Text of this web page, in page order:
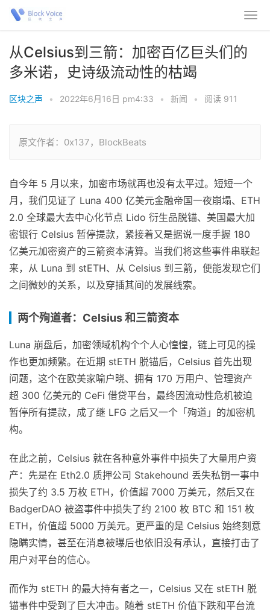
从Celsius到三箭：加密百亿巨头们的
多米诺，史诗级流动性的枯竭
区块之声 • 2022年6月16日 pm4:33 • 新闻 • 阅读 911
原文作者：0x137，BlockBeats
自今年 5 月以来，加密市场就再也没有太平过。短短一个
月，我们见证了 Luna 400 亿美元金融帝国一夜崩塌、ETH
2.0 全球最大去中心化节点 Lido 衍生品脱锚、美国最大加
密银行 Celsius 暂停提款，紧接着又是据说一度手握 180
亿美元加密资产的三箭资本清算。当我们将这些事件串联起
来，从 Luna 到 stETH、从 Celsius 到三箭，便能发现它们
之间微妙的关系，以及穿插其间的发展线索。
两个殉道者：Celsius 和三箭资本
Luna 崩盘后，加密领域机构个个人心惶惶，链上可见的操
作也更加频繁。在近期 stETH 脱锚后，Celsius 首先出现
问题，这个在欧美家喻户晓、拥有 170 万用户、管理资产
超 300 亿美元的 CeFi 借贷平台，最终因流动性危机被迫
暂停所有提款，成了继 LFG 之后又一个「殉道」的加密机
构。
在此之前，Celsius 就在各种意外事件中损失了大量用户资
产：先是在 Eth2.0 质押公司 Stakehound 丢失私钥一事中
损失了约 3.5 万枚 ETH，价值超 7000 万美元，然后又在
BadgerDAO 被盗事件中损失了约 2100 枚 BTC 和 151 枚
ETH，价值超 5000 万美元。更严重的是 Celsius 始终刻意
隐瞒实情，甚至在消息被曝后也依旧没有承认，直接打击了
用户对平台的信心。
而作为 stETH 的最大持有者之一，Celsius 又在 stETH 脱
锚事件中受到了巨大冲击。随着 stETH 价值下跌和平台流